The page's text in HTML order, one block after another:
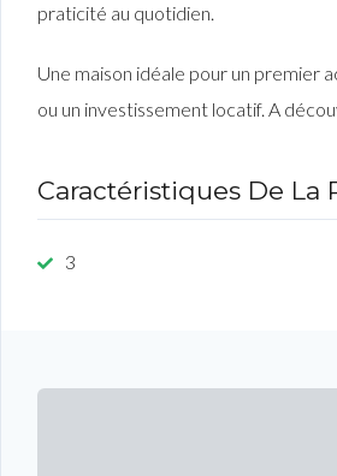
praticité au quotidien.
Une maison idéale pour un premier
ou un investissement locatif. A
Caractéristiques De La
3